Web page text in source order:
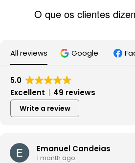
O que os clientes
All reviews Google
5.0
Excellent
49 reviews
Write a review
Emanuel Candeias
1 month ago